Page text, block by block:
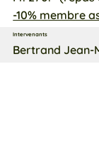
-10% membre
Intervenants
Bertrand Jean-